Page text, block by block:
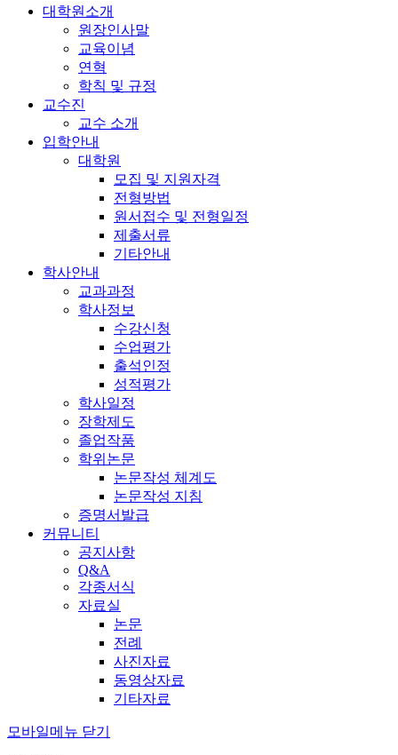
대학원소개
원장인사말
교육이념
연혁
학칙 및 규정
교수진
교수 소개
입학안내
대학원
모집 및 지원자격
전형방법
원서접수 및 전형일정
제출서류
기타안내
학사안내
교과과정
학사정보
수강신청
수업평가
출석인정
성적평가
학사일정
장학제도
졸업작품
학위논문
논문작성 체계도
논문작성 지침
증명서발급
커뮤니티
공지사항
Q&A
각종서식
자료실
논문
전례
사진자료
동영상자료
기타자료
모바일메뉴 닫기